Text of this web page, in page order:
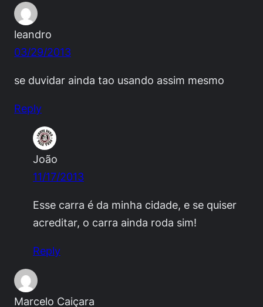
leandro
03/29/2013
se duvidar ainda tao usando assim mesmo
Reply
João
11/17/2013
Esse carra é da minha cidade, e se quiser
acreditar, o carra ainda roda sim!
Reply
Marcelo Caiçara